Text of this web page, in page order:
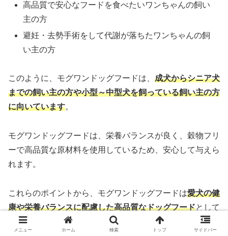
高品質で安心なフードを食べたいワンちゃんの飼い
主の方
避妊・去勢手術をして代謝が落ちたワンちゃんの飼
い主の方
このように、モグワンドッグフードは、 成犬からシニア犬
までの飼い主の方や小型～中型犬を飼っている飼い主の方
に向いています。
モグワンドッグフードは、栄養バランスが良く、穀物フリ
ーで高品質な原材料を使用しているため、安心して与えら
れます。
これらのポイントから、モグワンドッグフードは愛犬の健
康や栄養バランスに配慮した高品質なドッグフードとして
人気があり
非常におすすめのドッグフードです。
メニュー ホーム 検索 トップ サイドバー